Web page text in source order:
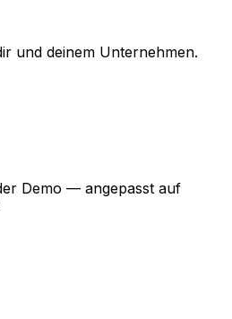
und deinem Unternehmen.
Demo — angepasst auf